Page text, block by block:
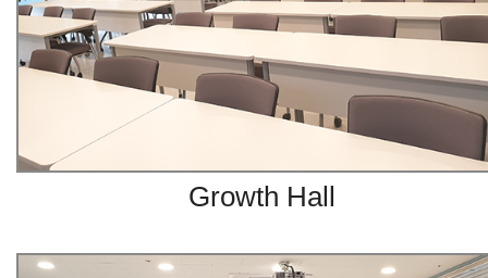
Growth Hall